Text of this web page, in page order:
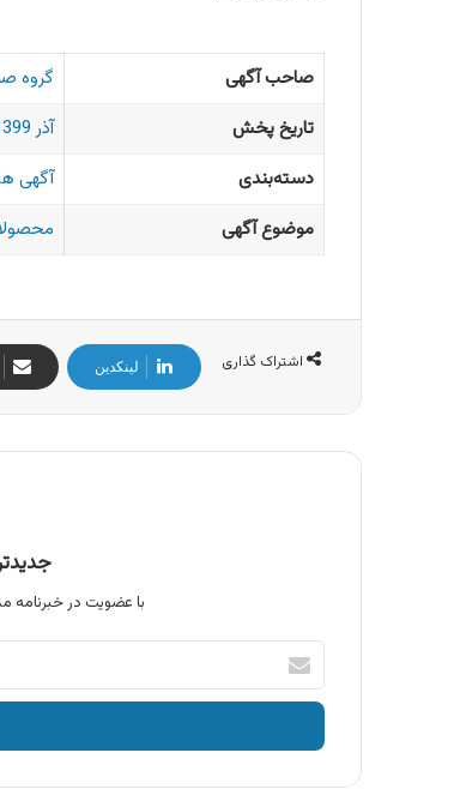
صاحب آگهی
گروه
تاریخ پخش
آذر 1399
دسته‌بندی
آگهی
موضوع آگهی
اشتراک گذاری لینکدین
با عضویت در خبرنامه
آدرس
ایمیل
خود
وارد